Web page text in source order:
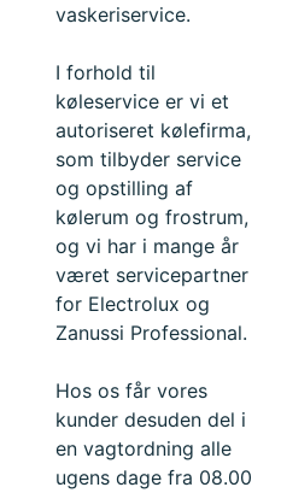
vaskeriservice.
I forhold til
køleservice er vi et
autoriseret kølefirma,
som tilbyder service
og opstilling af
kølerum og frostrum,
og vi har i mange år
været servicepartner
for Electrolux og
Zanussi Professional.
Hos os får vores
kunder desuden del i
en vagtordning alle
ugens dage fra 08.00